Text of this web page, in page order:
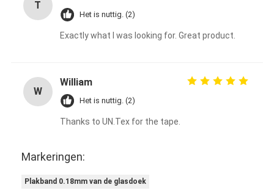
Huis
Producten
T
Het is nuttig. (2)
Exactly what I was looking for. Great product.
W
William
Het is nuttig. (2)
Thanks to UN.Tex for the tape.
Markeringen:
Plakband 0.18mm van de glasdoek